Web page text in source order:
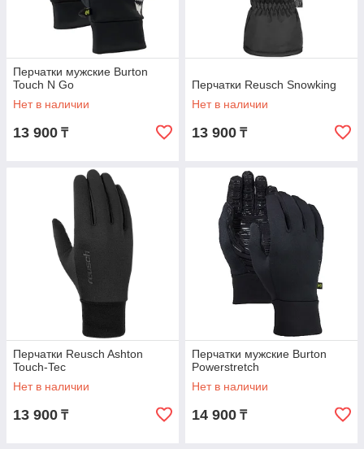
Перчатки мужские Burton
Touch N Go
Нет в наличии
13 900 ₸
Перчатки Reusch Snowking
Нет в наличии
13 900 ₸
Перчатки Reusch Ashton
Touch-Tec
Нет в наличии
13 900 ₸
Перчатки мужские Burton
Powerstretch
Нет в наличии
14 900 ₸